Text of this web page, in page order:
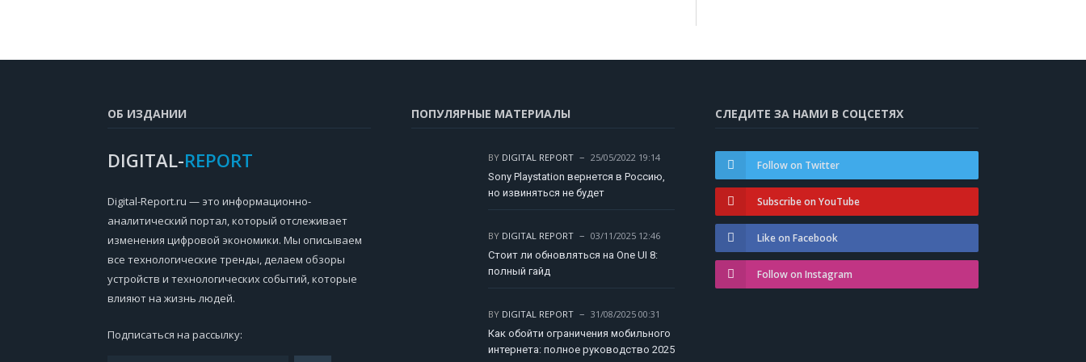
ОБ ИЗДАНИИ
DIGITAL-REPORT
Digital-Report.ru — это информационно-
аналитический портал, который отслеживает
изменения цифровой экономики. Мы описываем
все технологические тренды, делаем обзоры
устройств и технологических событий, которые
влияют на жизнь людей.
Подписаться на рассылку:
ПОПУЛЯРНЫЕ МАТЕРИАЛЫ
BY DIGITAL REPORT
25/05/2022 19:14
Sony Playstation вернется в Россию,
но извиняться не будет
BY DIGITAL REPORT
03/11/2025 12:46
Стоит ли обновляться на One UI 8:
полный гайд
BY DIGITAL REPORT
31/08/2025 00:31
Как обойти ограничения мобильного
интернета: полное руководство 2025
СЛЕДИТЕ ЗА НАМИ В СОЦСЕТЯХ
Follow on Twitter
Subscribe on YouTube
Like on Facebook
Follow on Instagram